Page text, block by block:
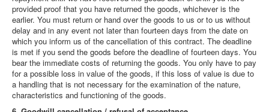
provided proof that you have returned the goods, whichever is the
earlier. You must return or hand over the goods to us or to us without
delay and in any event not later than fourteen days from the date on
which you inform us of the cancellation of this contract. The deadline
is met if you send the goods before the deadline of fourteen days. You
bear the immediate costs of returning the goods. You only have to pay
for a possible loss in value of the goods, if this loss of value is due to
a handling that is not necessary for the examination of the nature,
characteristics and functioning of the goods.